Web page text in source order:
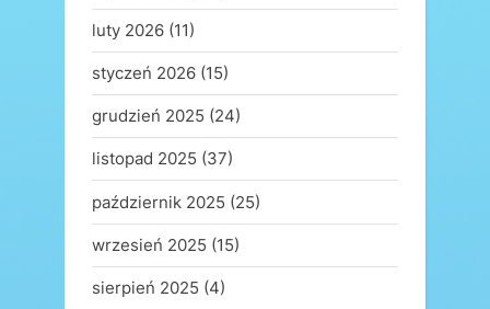
luty 2026 (11)
styczeń 2026 (15)
grudzień 2025 (24)
listopad 2025 (37)
październik 2025 (25)
wrzesień 2025 (15)
sierpień 2025 (4)